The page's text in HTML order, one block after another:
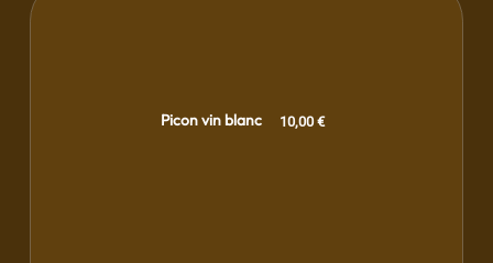
Picon vin blanc 10,00 €